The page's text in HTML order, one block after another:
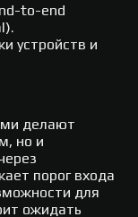
to-end
устройств и
делают
но и
порог входа
для
ожидать